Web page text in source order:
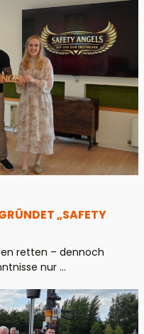
„SAFETY
retten – dennoch
nur ...